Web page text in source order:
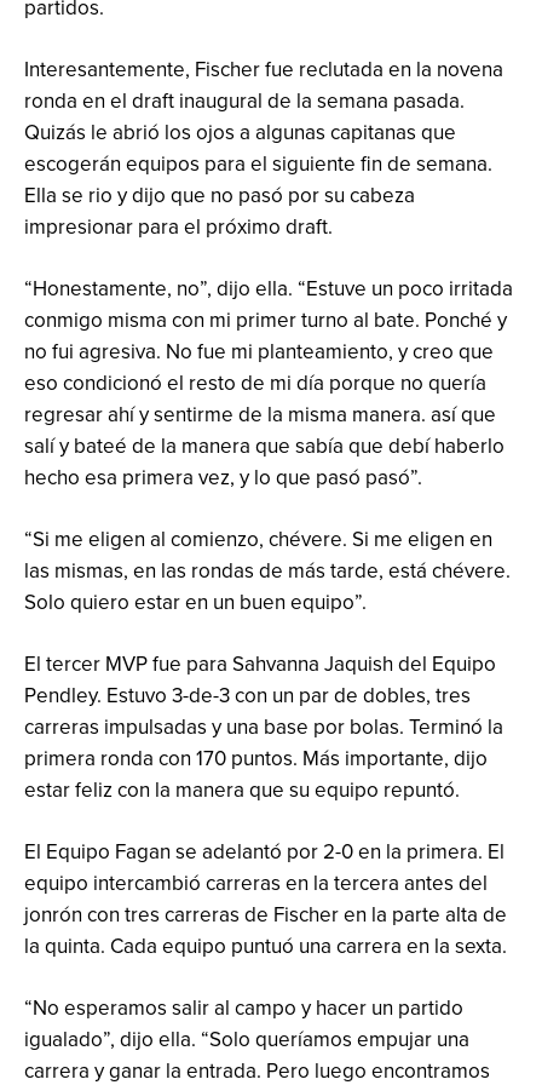
partidos.
Interesantemente, Fischer fue reclutada en la novena
ronda en el draft inaugural de la semana pasada.
Quizás le abrió los ojos a algunas capitanas que
escogerán equipos para el siguiente fin de semana.
Ella se rio y dijo que no pasó por su cabeza
impresionar para el próximo draft.
“Honestamente, no”, dijo ella. “Estuve un poco irritada
conmigo misma con mi primer turno al bate. Ponché y
no fui agresiva. No fue mi planteamiento, y creo que
eso condicionó el resto de mi día porque no quería
regresar ahí y sentirme de la misma manera. así que
salí y bateé de la manera que sabía que debí haberlo
hecho esa primera vez, y lo que pasó pasó”.
“Si me eligen al comienzo, chévere. Si me eligen en
las mismas, en las rondas de más tarde, está chévere.
Solo quiero estar en un buen equipo”.
El tercer MVP fue para Sahvanna Jaquish del Equipo
Pendley. Estuvo 3-de-3 con un par de dobles, tres
carreras impulsadas y una base por bolas. Terminó la
primera ronda con 170 puntos. Más importante, dijo
estar feliz con la manera que su equipo repuntó.
El Equipo Fagan se adelantó por 2-0 en la primera. El
equipo intercambió carreras en la tercera antes del
jonrón con tres carreras de Fischer en la parte alta de
la quinta. Cada equipo puntuó una carrera en la sexta.
“No esperamos salir al campo y hacer un partido
igualado”, dijo ella. “Solo queríamos empujar una
carrera y ganar la entrada. Pero luego encontramos